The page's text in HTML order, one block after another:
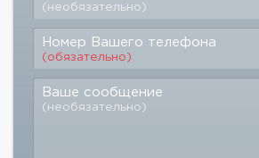
(необязательно)
Номер Вашего телефона
(обязательно)
Ваше сообщение
(необязательно)